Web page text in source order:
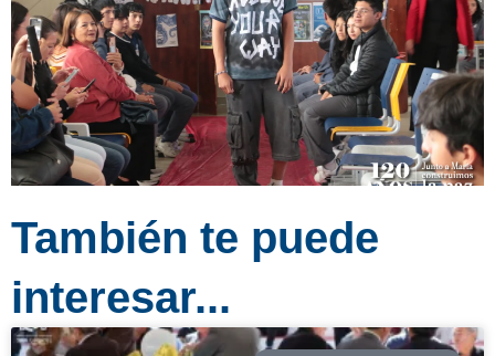
También te puede
interesar...